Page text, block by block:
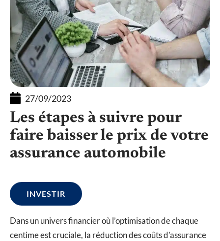
27/09/2023
Les étapes à suivre pour
faire baisser le prix de votre
assurance automobile
INVESTIR
Dans un univers financier où l’optimisation de chaque
centime est cruciale, la réduction des coûts d’assurance